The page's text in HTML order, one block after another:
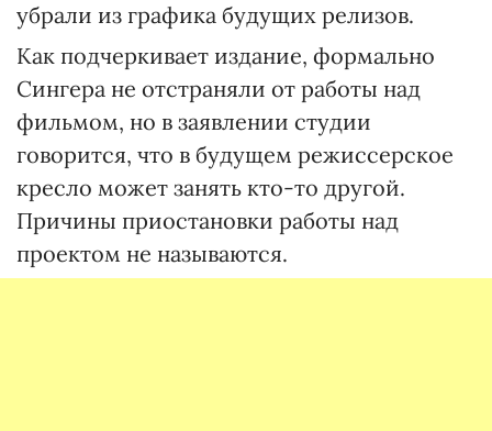
убрали из графика будущих релизов.
Как подчеркивает издание, формально
Сингера не отстраняли от работы над
фильмом, но в заявлении студии
говорится, что в будущем режиссерское
кресло может занять кто-то другой.
Причины приостановки работы над
проектом не называются.